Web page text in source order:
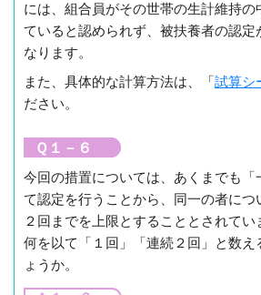
には、組合員がその世帯の生計維持の
ていると認められず、被扶養者の認定
なります。
また、具体的な計算方法は、「試算シ
ださい。
Ｑ１－６
今回の措置については、あくまでも「
て認定を行うことから、同一の者につ
２回までを上限とすることとされて
何を以て「１回」「連続２回」と数え
ょうか。